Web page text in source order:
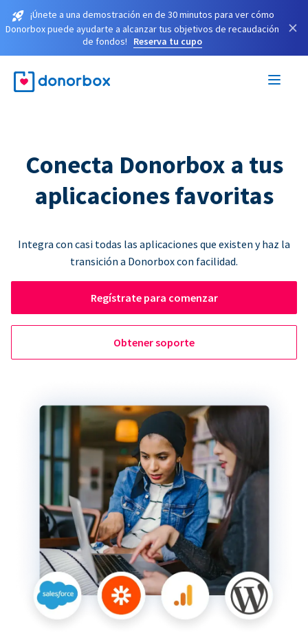
¡Únete a una demostración en de 30 minutos para ver cómo
Donorbox puede ayudarte a alcanzar tus objetivos de recaudación
de fondos!
Reserva tu cupo
×
Conecta Donorbox a tus
aplicaciones favoritas
Integra con casi todas las aplicaciones que existen y haz la
transición a Donorbox con facilidad.
Regístrate para comenzar
Obtener soporte